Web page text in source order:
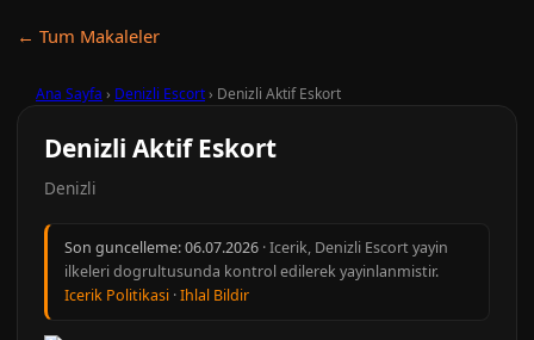
← Tum Makaleler
Ana Sayfa › Denizli Escort› Denizli Aktif Eskort
Denizli Aktif Eskort
Denizli
Son guncelleme:06.07.2026 · Icerik, Denizli Escort yayin
ilkeleri dogrultusunda kontrol edilerek yayinlanmistir.
Icerik Politikasi ·Ihlal Bildir